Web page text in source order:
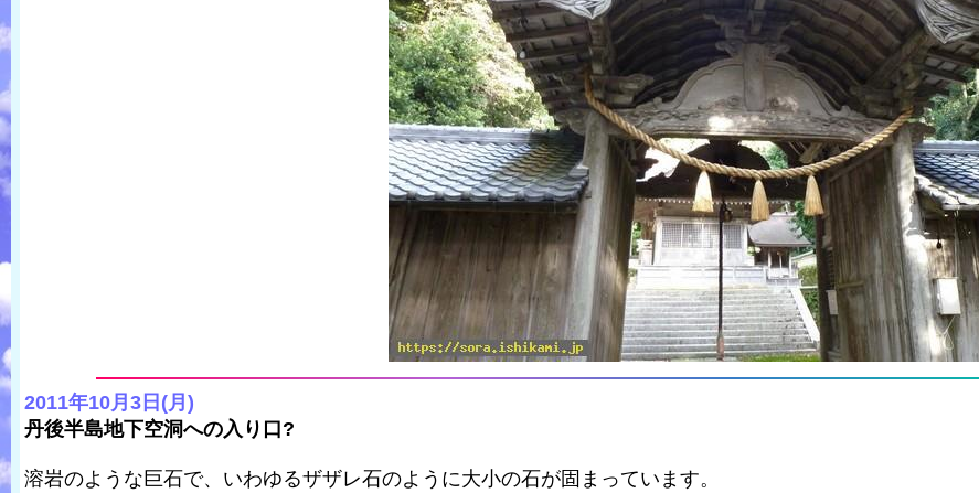
2011年10月3日(月)
丹後半島地下空洞への入り口?
溶岩のような巨石で、いわゆるザザレ石のように大小の石が固まっています。